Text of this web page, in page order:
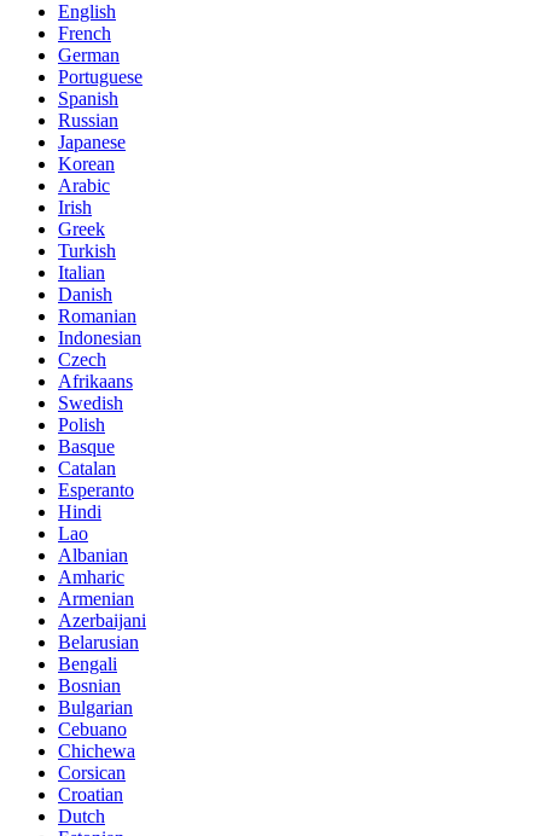
English
French
German
Portuguese
Spanish
Russian
Japanese
Korean
Arabic
Irish
Greek
Turkish
Italian
Danish
Romanian
Indonesian
Czech
Afrikaans
Swedish
Polish
Basque
Catalan
Esperanto
Hindi
Lao
Albanian
Amharic
Armenian
Azerbaijani
Belarusian
Bengali
Bosnian
Bulgarian
Cebuano
Chichewa
Corsican
Croatian
Dutch